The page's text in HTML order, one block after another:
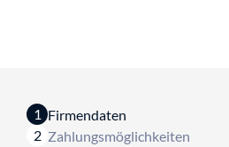
1 Firmendaten
2 Zahlungsmöglichkeiten